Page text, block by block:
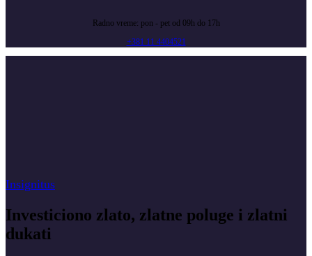
Radno vreme: pon - pet od 09h do 17h
+381 11 4404521
Insignitus
Investiciono zlato, zlatne poluge i zlatni
dukati